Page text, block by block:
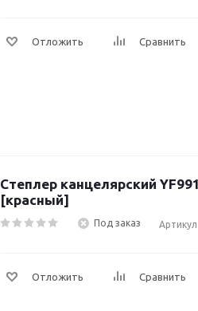
Отложить Сравнить
Степлер канцелярский
[красный]
Под заказ
Отложить Сравнить